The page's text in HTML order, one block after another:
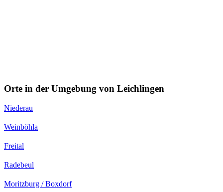
Orte in der Umgebung von Leichlingen
Niederau
Weinböhla
Freital
Radebeul
Moritzburg / Boxdorf